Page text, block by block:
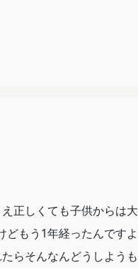
しくても子供からは
どもう1年経ったんです
らそんなんどうしよう